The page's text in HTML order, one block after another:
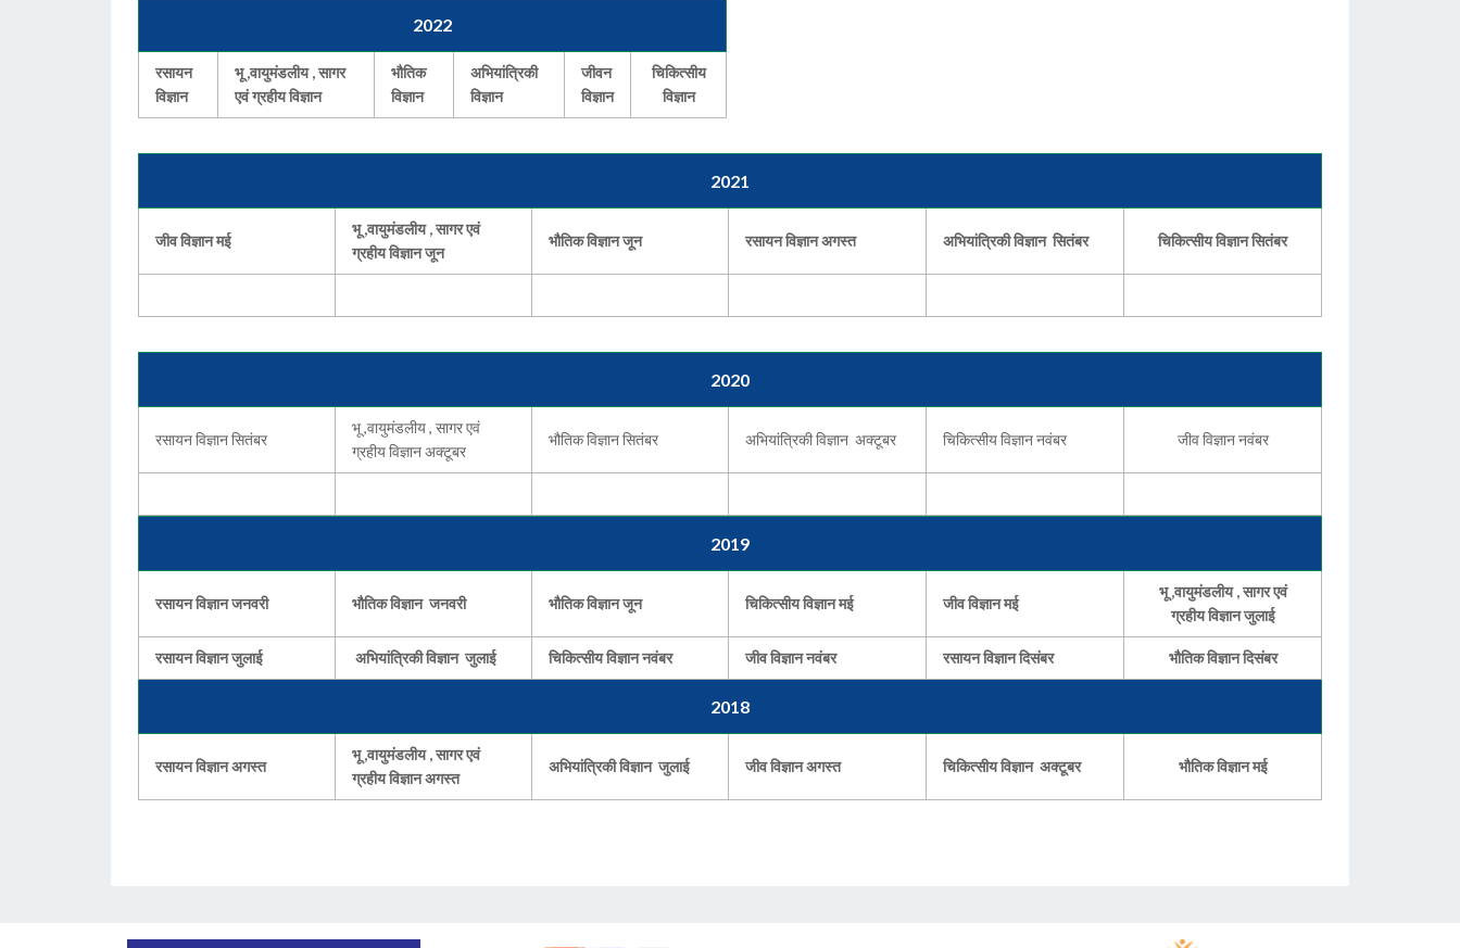
2022
रसायन
विज्ञान
भू ,वायुमंडलीय , सागर
एवं ग्रहीय विज्ञान
भौतिक
विज्ञान
अभियांत्रिकी
विज्ञान
जीवन
विज्ञान
चिकित्सीय
विज्ञान
2021
जीव विज्ञान मई
भू ,वायुमंडलीय , सागर एवं
ग्रहीय विज्ञान जून
भौतिक विज्ञान जून रसायन विज्ञान अगस्त अभियांत्रिकी विज्ञान सितंबर चिकित्सीय विज्ञान सितंबर
2020
रसायन विज्ञान सितंबर
भू ,वायुमंडलीय , सागर एवं
ग्रहीय विज्ञान अक्टूबर
भौतिक विज्ञान सितंबर अभियांत्रिकी विज्ञान अक्टूबर चिकित्सीय विज्ञान नवंबर जीव विज्ञान नवंबर
2019
रसायन विज्ञान जनवरी भौतिक विज्ञान जनवरी भौतिक विज्ञान जून चिकित्सीय विज्ञान मई जीव विज्ञान मई
भू ,वायुमंडलीय , सागर एवं
ग्रहीय विज्ञान जुलाई
रसायन विज्ञान जुलाई अभियांत्रिकी विज्ञान जुलाई चिकित्सीय विज्ञान नवंबर जीव विज्ञान नवंबर रसायन विज्ञान दिसंबर भौतिक विज्ञान दिसंबर
2018
रसायन विज्ञान अगस्त
भू ,वायुमंडलीय , सागर एवं
ग्रहीय विज्ञान अगस्त
अभियांत्रिकी विज्ञान जुलाई जीव विज्ञान अगस्त चिकित्सीय विज्ञान अक्टूबर भौतिक विज्ञान मई